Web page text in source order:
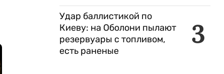
3
Удар баллистикой по
Киеву: на Оболони пылают
резервуары с топливом,
есть раненые